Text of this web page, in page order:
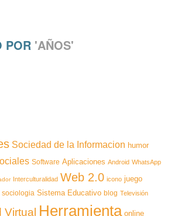
POR 'AÑOS'
Sociedad de la Informacion humor
Software Aplicaciones Android WhatsApp
Interculturalidad Web 2.0 icono juego
sociologia Sistema Educativo blog Televisión
Virtual Herramienta online